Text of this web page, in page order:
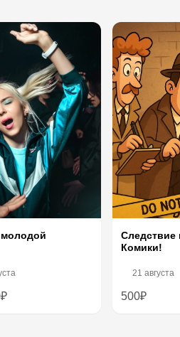
Комики!
21 августа
500₽